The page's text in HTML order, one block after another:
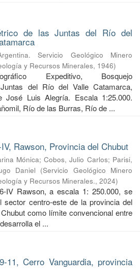
de las Juntas del Río del
Servicio Geológico Minero
y Recursos Minerales, 1946)
Expeditivo, Bosquejo
del Río del Valle Catamarca,
José Luis Alegría. Escala 1:25.000.
Río de las Burras, Río de ...
Rawson, Provincia del Chubut
Mónica;Cobos, Julio Carlos; Parisi,
Daniel (Servicio Geológico Minero
y Recursos Minerales., 2024)
IV Rawson, a escala 1: 250.000, se
sector centro-este de la provincia del
como límite convencional entre
el ...
11, Cerro Vanguardia, provincia